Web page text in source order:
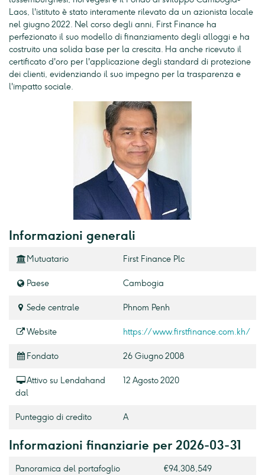
Laos, l'istituto è stato interamente rilevato da un azionista locale
nel giugno 2022. Nel corso degli anni, First Finance ha
perfezionato il suo modello di finanziamento degli alloggi e ha
costruito una solida base per la crescita. Ha anche ricevuto il
certificato d'oro per l'applicazione degli standard di protezione
dei clienti, evidenziando il suo impegno per la trasparenza e
l'impatto sociale.
Informazioni generali
Mutuatario First Finance Plc
Paese Cambogia
Sede centrale Phnom Penh
Website https://www.firstfinance.com.kh/
Fondato 26 Giugno 2008
Attivo su Lendahand
dal
12 Agosto 2020
Punteggio di credito A
Informazioni finanziarie per 2026-03-31
Panoramica del portafoglio €94,308,549